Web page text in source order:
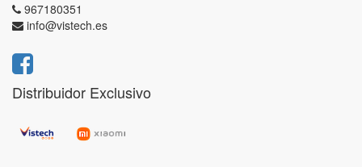
967180351
info@vistech.es
Distribuidor Exclusivo